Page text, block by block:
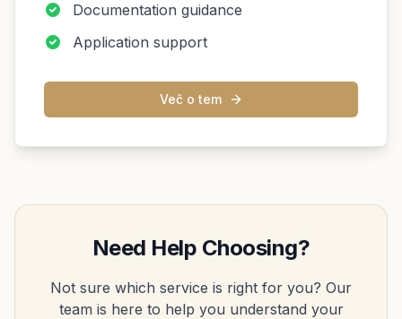
Documentation guidance
Application support
Več o tem
Need Help Choosing?
Not sure which service is right for you? Our
team is here to help you understand your